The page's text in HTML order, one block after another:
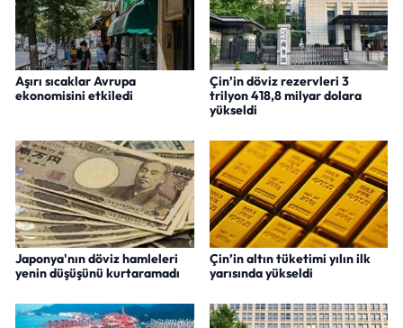
Aşırı sıcaklar Avrupa
ekonomisini etkiledi
Çin’in döviz rezervleri 3
trilyon 418,8 milyar dolara
yükseldi
Japonya'nın döviz hamleleri
yenin düşüşünü kurtaramadı
Çin’in altın tüketimi yılın ilk
yarısında yükseldi